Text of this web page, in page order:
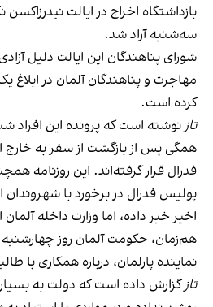
بازداشتگاه اخراج در ایالت
سه‌شنبه آزاد شد.
شورای پناهندگان این ایالت دلیل آزادی
مهاجرت و پناهندگان آلمان در
کرده است.
تازنوشته است که پرونده این افراد
همگی پس از بازگشت از سفر به خارج
فدرال قرار گرفته‌اند. این روزنامه
پولیس فدرال در برخورد با
اخیر خبر داده، اما وزارت داخله
هم‌زمان، حکومت آلمان روز چهارشنبه
نماینده پارلمان، درباره همکاری با
تازگزارش داده است که دولت به